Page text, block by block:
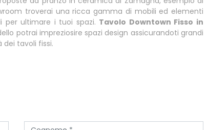
troverai una ricca gamma di mobili ed elementi
per ultimare i tuoi spazi. Tavolo Downtown Fisso in
potrai impreziosire spazi design assicurandoti grandi
tavoli fissi.